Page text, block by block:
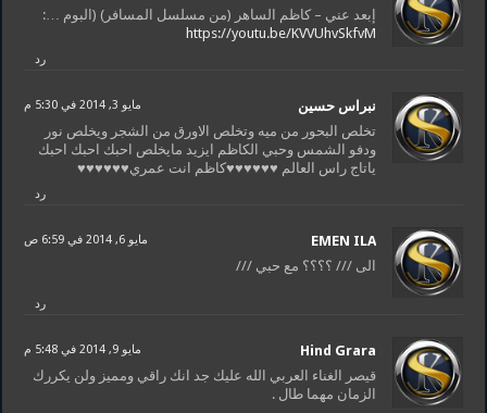
إبعد عني – كاظم الساهر (من مسلسل المسافر) (البوم …:
https://youtu.be/KVVUhvSkfvM
رد
نبراس حسين مايو 3, 2014 في 5:30 م
تخلص البحور من ميه وتخلص الاورق من الشجر ويخلص نور
ودفو الشمس وحبي الكاظم ايزيد مايخلص احبك احبك احبك
ياتاج راس العالم ♥♥♥♥♥♥كاظم انت عمري♥♥♥♥♥♥
رد
EMEN ILA مايو 6, 2014 في 6:59 ص
الى /// ؟؟؟؟ مع حبي ///
رد
Hind Grara مايو 9, 2014 في 5:48 م
قيصر الغناء العربي الله عليك جد انك راقي ومميز ولن يكررك
الزمان مهما طال .